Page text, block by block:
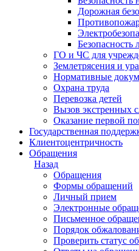
Дорожная
Безопасность
ГО и ЧС для
Землетрясения и
Нормативные
Охрана труда
Перевозка детей
Вызов экстренных
Оказание первой
Государственная
Клиентоцентричность
Обращения
Назад
Обращения
Формы обращений
Личный прием
Электронные
Письменное
Порядок
Проверить статус